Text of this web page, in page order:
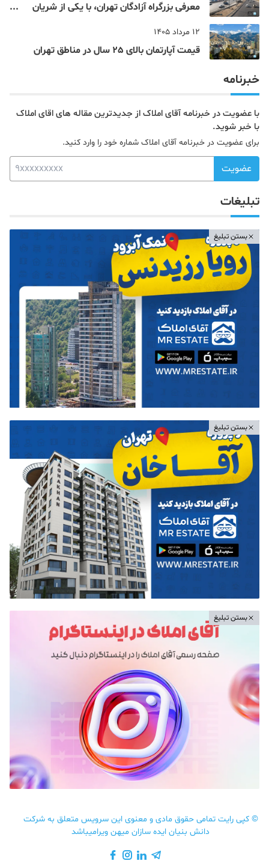
معرفی بزرگراه آزادگان تهران، با یکی از شریان
12 مرداد 1405
قیمت آپارتمان بالای 25 سال در مناطق تهران
خبرنامه
با عضویت در خبرنامه آقای املاک از جدیدترین مقاله های اقای املاک
با خبر شوید.
برای عضویت در خبرنامه آقای املاک شماره خود را وارد کنید.
عضویت
تبلیغات
بستن تبلیغ
بستن تبلیغ
بستن تبلیغ
© کپی رایت تمامی حقوق مادی و معنوی این سرویس متعلق به شرکت
دانش بنیان ایده سازان میهن ویرامیباشد